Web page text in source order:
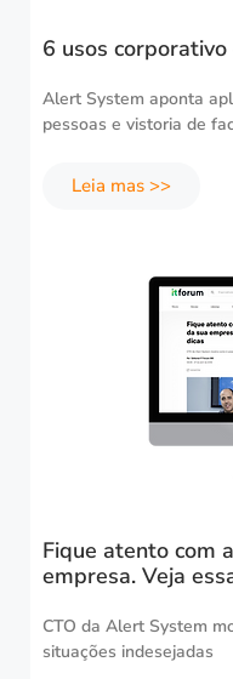
6 usos
Alert System aponta
pessoas e vistoria de
Leia mas >>
Fique atento com
empresa. Veja
CTO da Alert System
situações indesejadas